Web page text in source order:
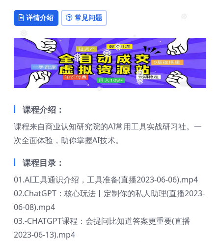
❅
❅
❅
❅
❅
❅ ❅
详情介绍 常见问题
课程介绍：
课程来自商业认知研究院的AI常用工具实战研习社。一
次全面体验，助你掌握AI技术。
课程目录：
01.AI工具通识介绍，工具准备(直播2023-06-06).mp4
02.ChatGPT：核心玩法丨定制你的私人助理(直播2023-
06-08).mp4
03.-CHATGPT课程：会提问比知道答案更重要(直播
2023-06-13).mp4